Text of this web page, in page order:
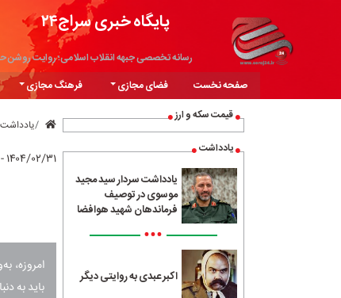
پایگاه خبری سراج۲۴
رسانه تخصصی جبهه انقلاب اسلامی؛ روایت روشن
صفحه نخست فضای مجازی فرهنگ مجازی
قیمت سکه و ارز
یادداشت
یادداشت سردار سید مجید
موسوی در توصیف
فرماندهان شهید هوافضا
•••
اکبر عبدی به روایتی دیگر
یادداشت
۱۴۰۴/۰۲/۳۱ - ۰۸:۳۰
امروزه،
باید به